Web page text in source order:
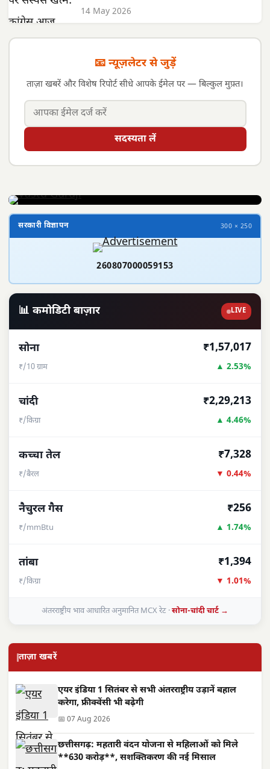
14 May 2026
📧 न्यूज़लेटर से जुड़ें
ताज़ा खबरें और विशेष रिपोर्ट सीधे आपके ईमेल पर — बिल्कुल मुफ़्त।
सदस्यता लें
सरकारी विज्ञापन 300 × 250
260807000059153
📊 कमोडिटी बाज़ार LIVE
सोना
₹/10 ग्राम
₹1,57,017
▲ 2.53%
चांदी
₹/किग्रा
₹2,29,213
▲ 4.46%
कच्चा तेल
₹/बैरल
₹7,328
▼ 0.44%
नैचुरल गैस
₹/mmBtu
₹256
▲ 1.74%
तांबा
₹/किग्रा
₹1,394
▼ 1.01%
अंतरराष्ट्रीय भाव आधारित अनुमानित MCX रेट ·सोना-चांदी चार्ट →
ताज़ा खबरें
एयर इंडिया 1 सितंबर से सभी अंतरराष्ट्रीय उड़ानें बहाल
करेगा, फ्रीक्वेंसी भी बढ़ेगी
📅 07 Aug 2026
छत्तीसगढ़: महतारी वंदन योजना से महिलाओं को मिले
**630 करोड़**, सशक्तिकरण की नई मिसाल